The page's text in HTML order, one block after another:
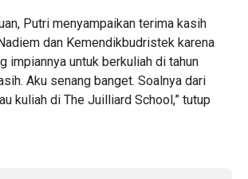
Putri menyampaikan terima kasih
dan Kemendikbudristek karena
impiannya untuk berkuliah di tahun
Aku senang banget. Soalnya dari
kuliah di The Juilliard School,” tutup